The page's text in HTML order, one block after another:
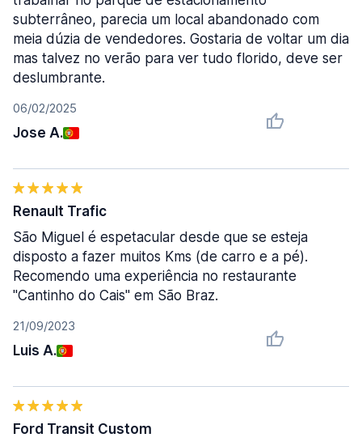
06/02/2025
Jose A.
subterrâneo, parecia um local abandonado com
meia dúzia de vendedores. Gostaria de voltar um dia
mas talvez no verão para ver tudo florido, deve ser
deslumbrante.
21/09/2023
Luis A.
Renault Trafic
São Miguel é espetacular desde que se esteja
disposto a fazer muitos Kms (de carro e a pé).
Recomendo uma experiência no restaurante
"Cantinho do Cais" em São Braz.
Ford Transit Custom